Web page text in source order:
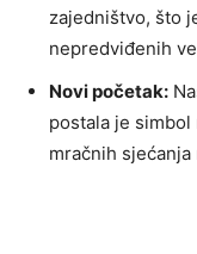
zajedništvo, što
nepredviđenih
Novi početak:
postala je
mračnih